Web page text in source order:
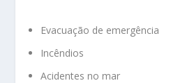
Evacuação de emergência
Incêndios
Acidentes no mar